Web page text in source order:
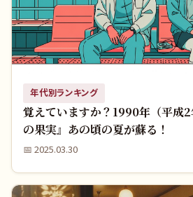
年代別ランキング
覚えていますか？1990年（平成
の果実』あの頃の夏が蘇る！
📅 2025.03.30